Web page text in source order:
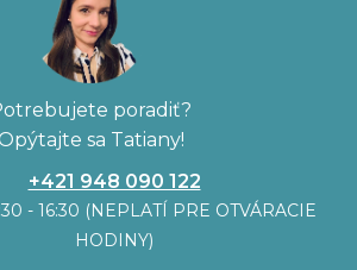
poradiť?
sa Tatiany!
+421 948 090 122
- 16:30 (NEPLATÍ PRE OTVÁRACIE
HODINY)